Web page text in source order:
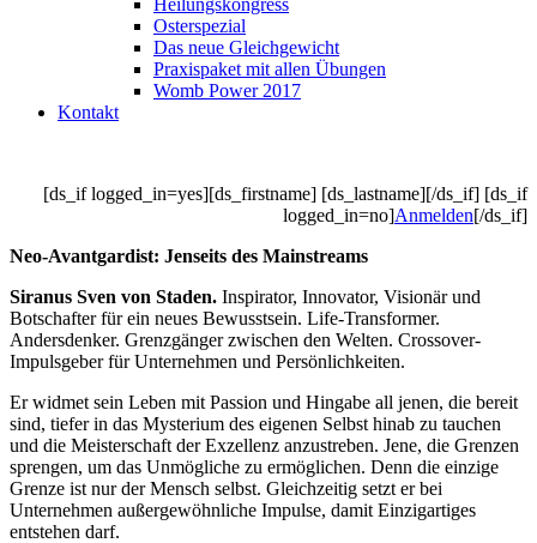
Heilungskongress
Osterspezial
Das neue Gleichgewicht
Praxispaket mit allen Übungen
Womb Power 2017
Kontakt
[ds_if logged_in=yes][ds_firstname] [ds_lastname][/ds_if] [ds_if
logged_in=no]Anmelden[/ds_if]
Neo-Avantgardist: Jenseits des Mainstreams
Siranus Sven von Staden. Inspirator, Innovator, Visionär und
Botschafter für ein neues Bewusstsein. Life-Transformer.
Andersdenker. Grenzgänger zwischen den Welten. Crossover-
Impulsgeber für Unternehmen und Persönlichkeiten.
Er widmet sein Leben mit Passion und Hingabe all jenen, die bereit
sind, tiefer in das Mysterium des eigenen Selbst hinab zu tauchen
und die Meisterschaft der Exzellenz anzustreben. Jene, die Grenzen
sprengen, um das Unmögliche zu ermöglichen. Denn die einzige
Grenze ist nur der Mensch selbst. Gleichzeitig setzt er bei
Unternehmen außergewöhnliche Impulse, damit Einzigartiges
entstehen darf.